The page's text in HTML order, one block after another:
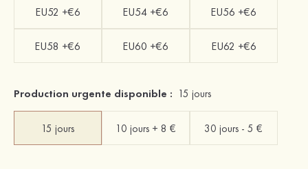
EU52 +€6 EU54 +€6 EU56 +€6
EU58 +€6 EU60 +€6 EU62 +€6
Production urgente disponible : 15 jours
15 jours 10 jours + 8 € 30 jours - 5 €